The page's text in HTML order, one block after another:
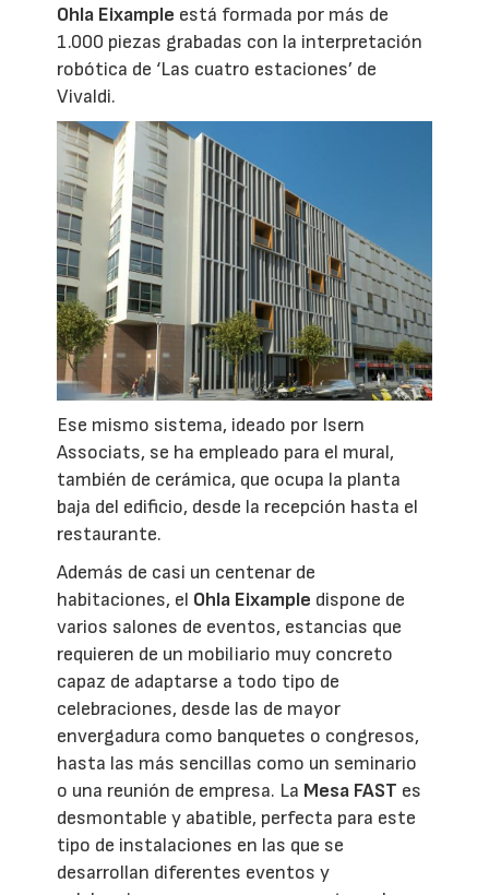
Ohla Eixample está formada por más de
1.000 piezas grabadas con la interpretación
robótica de ‘Las cuatro estaciones’ de
Vivaldi.
Ese mismo sistema, ideado por Isern
Associats, se ha empleado para el mural,
también de cerámica, que ocupa la planta
baja del edificio, desde la recepción hasta el
restaurante.
Además de casi un centenar de
habitaciones, el Ohla Eixample dispone de
varios salones de eventos, estancias que
requieren de un mobiliario muy concreto
capaz de adaptarse a todo tipo de
celebraciones, desde las de mayor
envergadura como banquetes o congresos,
hasta las más sencillas como un seminario
o una reunión de empresa. La Mesa FAST es
desmontable y abatible, perfecta para este
tipo de instalaciones en las que se
desarrollan diferentes eventos y